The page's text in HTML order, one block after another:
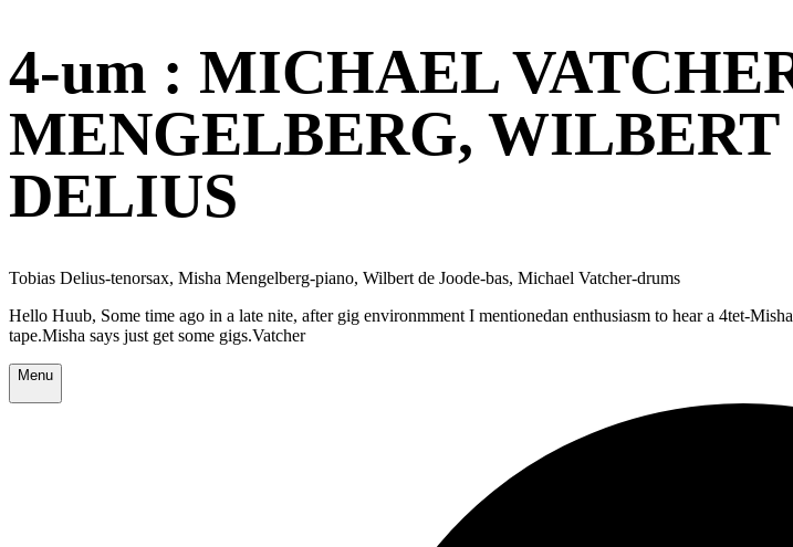
4-um : MICHAEL
MENGELBERG,
DELIUS
Tobias Delius-tenorsax, Misha Mengelberg-piano, Wilbert de Joode-bas, Michael Vatcher-drums
Hello Huub, Some time ago in a late nite, after gig environmment I mentionedan enthusiasm to hear a 4tet-
tape.Misha says just get some gigs.Vatcher
Menu